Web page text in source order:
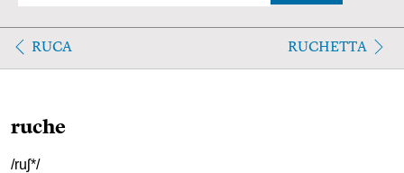
RUCA RUCHETTA
ruche
/ruʃ*/